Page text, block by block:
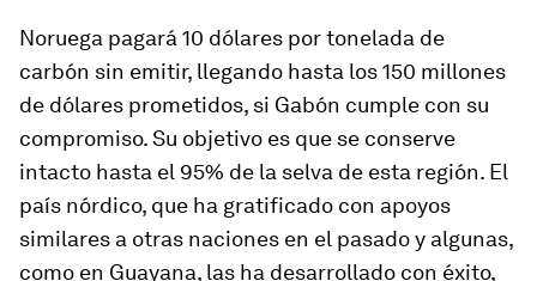
Noruega pagará 10 dólares por tonelada de
carbón sin emitir, llegando hasta los 150 millones
de dólares prometidos, si Gabón cumple con su
compromiso. Su objetivo es que se conserve
intacto hasta el 95% de la selva de esta región. El
país nórdico, que ha gratificado con apoyos
similares a otras naciones en el pasado y algunas,
como en Guayana, las ha desarrollado con éxito,